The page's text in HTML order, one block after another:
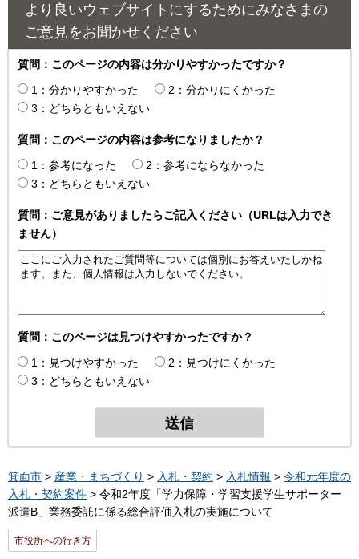
より良いウェブサイトにするためにみなさまの
ご意見をお聞かせください
質問：このページの内容は分かりやすかったですか？
1：分かりやすかった
2：分かりにくかった
3：どちらともいえない
質問：このページの内容は参考になりましたか？
1：参考になった
2：参考にならなかった
3：どちらともいえない
質問：ご意見がありましたらご記入ください（URLは入力でき
ません）
質問：このページは見つけやすかったですか？
1：見つけやすかった
2：見つけにくかった
3：どちらともいえない
箕面市 > 産業・まちづくり > 入札・契約 > 入札情報 > 令和元年度の
入札・契約案件 > 令和2年度「学力保障・学習支援学生サポーター
派遣B」業務委託に係る総合評価入札の実施について
市役所への行き方